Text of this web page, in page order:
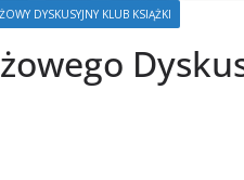
DYSKUSYJNY KLUB KSIĄŻKI